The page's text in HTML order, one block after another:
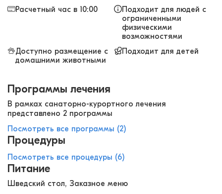
Расчетный час в 10:00
Подходит для людей с
ограниченными
физическими
возможностями
Доступно размещение с
домашними животными
Подходит для детей
Программы лечения
В рамках санаторно-курортного лечения
представлено 2 программы
Посмотреть все программы (2)
Процедуры
Посмотреть все процедуры (6)
Питание
Шведский стол, Заказное меню